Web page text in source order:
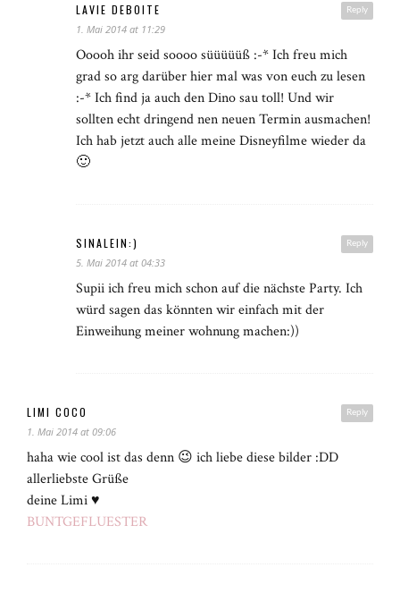
Reply
LAVIE DEBOITE
1. Mai 2014 at 11:29
Ooooh ihr seid soooo süüüüüß :-* Ich freu mich
grad so arg darüber hier mal was von euch zu lesen
:-* Ich find ja auch den Dino sau toll! Und wir
sollten echt dringend nen neuen Termin ausmachen!
Ich hab jetzt auch alle meine Disneyfilme wieder da
🙂
Reply
SINALEIN:)
5. Mai 2014 at 04:33
Supii ich freu mich schon auf die nächste Party. Ich
würd sagen das könnten wir einfach mit der
Einweihung meiner wohnung machen:))
Reply
LIMI COCO
1. Mai 2014 at 09:06
haha wie cool ist das denn 😉 ich liebe diese bilder :DD
allerliebste Grüße
deine Limi ♥
BUNTGEFLUESTER